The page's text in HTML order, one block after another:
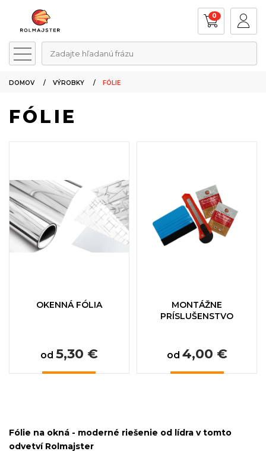
Zadajte hľadanú frázu
0
DOMOV VÝROBKY FÓLIE
FÓLIE
OKENNÁ FÓLIA
od 5,30 €
MONTÁŽNE
PRÍSLUŠENSTVO
od 4,00 €
Fólie na okná - moderné riešenie od lídra v tomto
odvetví Rolmajster